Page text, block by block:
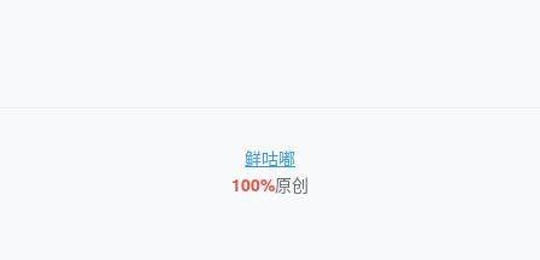
鲜咕嘟
100%原创